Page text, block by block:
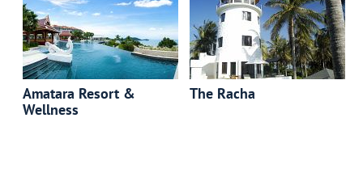
Amatara Resort &
Wellness
The Racha